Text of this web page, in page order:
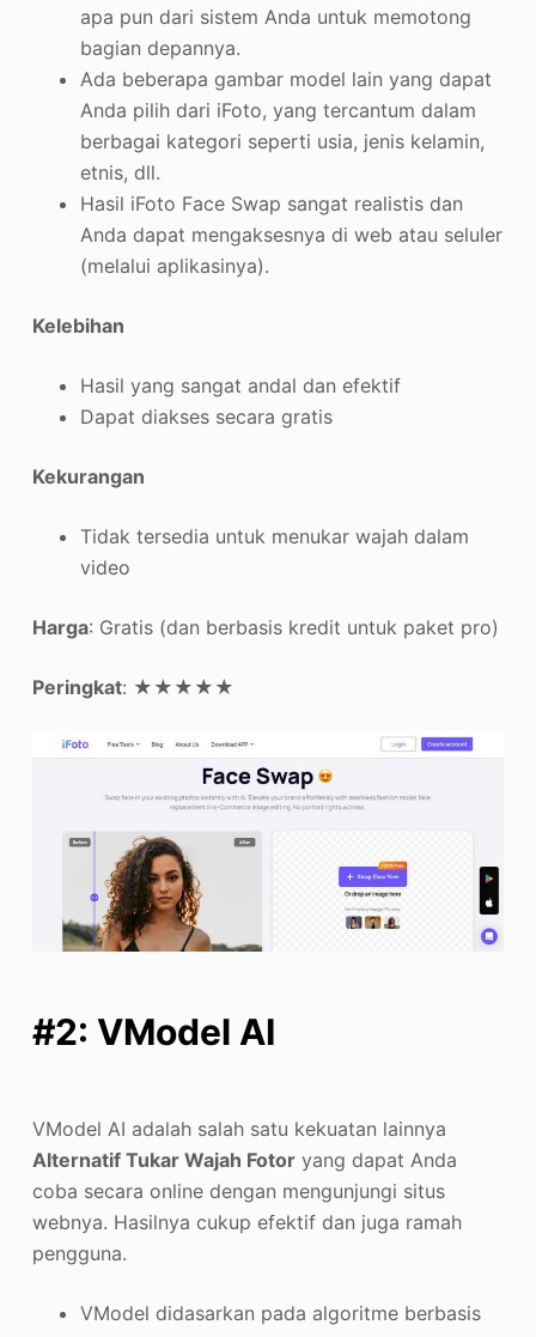
apa pun dari sistem Anda untuk memotong
bagian depannya.
Ada beberapa gambar model lain yang dapat
Anda pilih dari iFoto, yang tercantum dalam
berbagai kategori seperti usia, jenis kelamin,
etnis, dll.
Hasil iFoto Face Swap sangat realistis dan
Anda dapat mengaksesnya di web atau seluler
(melalui aplikasinya).
Kelebihan
Hasil yang sangat andal dan efektif
Dapat diakses secara gratis
Kekurangan
Tidak tersedia untuk menukar wajah dalam
video
Harga: Gratis (dan berbasis kredit untuk paket pro)
Peringkat: ★★★★★
#2: VModel AI
VModel AI adalah salah satu kekuatan lainnya
Alternatif Tukar Wajah Fotoryang dapat Anda
coba secara online dengan mengunjungi situs
webnya. Hasilnya cukup efektif dan juga ramah
pengguna.
VModel didasarkan pada algoritme berbasis